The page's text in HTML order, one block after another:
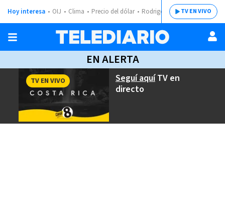
Hoy interesa OIJ Clima Precio del dólar Rodrigo ChavesTV EN VIVO
EN ALERTA
Seguí aquíTV en
directo
TV EN VIVO